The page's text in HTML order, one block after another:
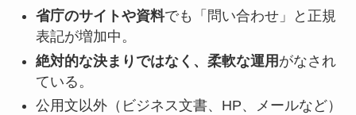
省庁のサイトや資料でも「問い合わせ」と正規
表記が増加中。
絶対的な決まりではなく、柔軟な運用 がなされ
ている。
公用文以外（ビジネス文書、HP、メールなど）